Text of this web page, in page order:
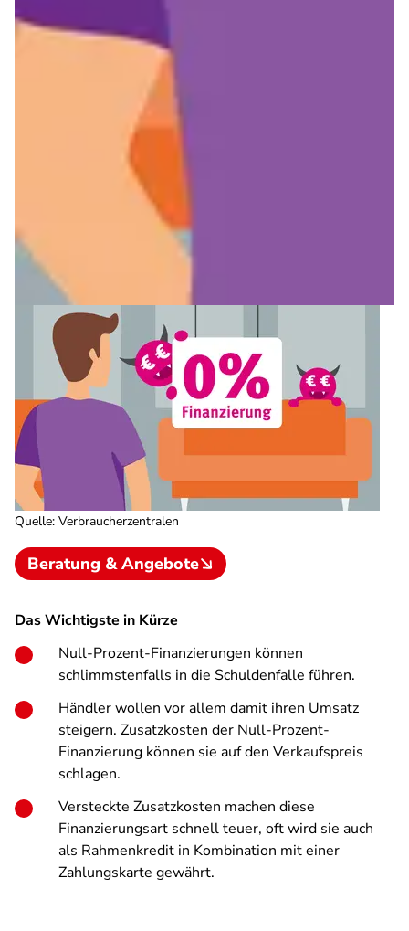
Quelle: Verbraucherzentralen
Beratung & Angebote
Das Wichtigste in Kürze
Null-Prozent-Finanzierungen können
schlimmstenfalls in die Schuldenfalle führen.
Händler wollen vor allem damit ihren Umsatz
steigern. Zusatzkosten der Null-Prozent-
Finanzierung können sie auf den Verkaufspreis
schlagen.
Versteckte Zusatzkosten machen diese
Finanzierungsart schnell teuer, oft wird sie auch
als Rahmenkredit in Kombination mit einer
Zahlungskarte gewährt.